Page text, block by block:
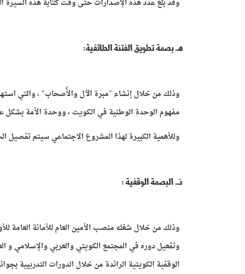
وقد بلغ عدد هذه الإصدارات حتى وقت كتابة هذه السيرة الذاتية 18 كتاباً وعلى غرارها ثلاثة كتب تحت الإعداد
هـ. بصمة تطويق الفتنة الطائفية:
وذلك من خلال إنشاء "مبرة الآل والأًصحاب" ، والتي
مفهوم الوحدة الوطنية في الكويت ، ووحدة الأمة بشكل
وللأهمية الكبيرة لهذا المشروع الاجتماعي سيتم تفصيل
ذـ. البصمة الوقفية :
وذلك من خلال شغله منصب الأمين العام للأمانة العامة
وتفعيل دوره في المجتمع الكويتي والعربي والإسلامي و
الوقفية الكويتية الرائدة من خلال الدورات التدريبية